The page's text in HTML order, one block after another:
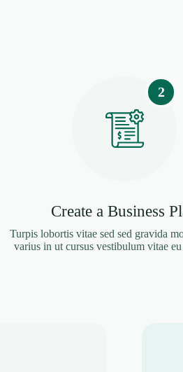
2
Create a Business
Turpis lobortis vitae sed sed gravida
varius in ut cursus vestibulum vitae eu